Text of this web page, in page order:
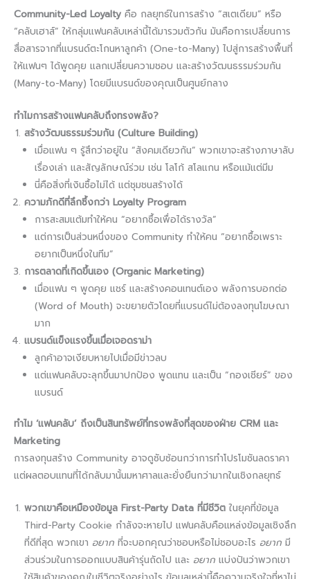
Community-Led Loyalty คือ กลยุทธ์ในการสร้าง “สเตเดียม” หรือ
“คลับเฮาส์” ให้กลุ่มแฟนคลับเหล่านี้ได้มารวมตัวกัน มันคือการเปลี่ยนการ
สื่อสารจากที่แบรนด์ตะโกนหาลูกค้า (One-to-Many) ไปสู่การสร้างพื้นที่
ให้แฟนๆ ได้พูดคุย แลกเปลี่ยนความชอบ และสร้างวัฒนธรรมร่วมกัน
(Many-to-Many) โดยมีแบรนด์ของคุณเป็นศูนย์กลาง
ทำไมการสร้างแฟนคลับถึงทรงพลัง?
สร้างวัฒนธรรมร่วมกัน (Culture Building)
เมื่อแฟน ๆ รู้สึกว่าอยู่ใน “สังคมเดียวกัน” พวกเขาจะสร้างภาษาลับ
เรื่องเล่า และสัญลักษณ์ร่วม เช่น โลโก้ สโลแกน หรือแม้แต่มีม
นี่คือสิ่งที่เงินซื้อไม่ได้ แต่ชุมชนสร้างได้
ความภักดีที่ลึกซึ้งกว่า Loyalty Program
การสะสมแต้มทำให้คน “อยากซื้อเพื่อได้รางวัล”
แต่การเป็นส่วนหนึ่งของ Community ทำให้คน “อยากซื้อเพราะ
อยากเป็นหนึ่งในทีม”
การตลาดที่เกิดขึ้นเอง (Organic Marketing)
เมื่อแฟน ๆ พูดคุย แชร์ และสร้างคอนเทนต์เอง พลังการบอกต่อ
(Word of Mouth) จะขยายตัวโดยที่แบรนด์ไม่ต้องลงทุนโฆษณา
มาก
แบรนด์แข็งแรงขึ้นเมื่อเจอดราม่า
ลูกค้าอาจเงียบหายไปเมื่อมีข่าวลบ
แต่แฟนคลับจะลุกขึ้นมาปกป้อง พูดแทน และเป็น “กองเชียร์” ของ
แบรนด์
ทำไม ‘แฟนคลับ’ ถึงเป็นสินทรัพย์ที่ทรงพลังที่สุดของฝ่าย CRM และ
Marketing
การลงทุนสร้าง Community อาจดูซับซ้อนกว่าการทำโปรโมชันลดราคา
แต่ผลตอบแทนที่ได้กลับมานั้นมหาศาลและยั่งยืนกว่ามากในเชิงกลยุทธ์
พวกเขาคือเหมืองข้อมูล First-Party Data ที่มีชีวิต ในยุคที่ข้อมูล
Third-Party Cookie กำลังจะหายไป แฟนคลับคือแหล่งข้อมูลเชิงลึก
ที่ดีที่สุด พวกเขา อยาก ที่จะบอกคุณว่าชอบหรือไม่ชอบอะไร อยาก มี
ส่วนร่วมในการออกแบบสินค้ารุ่นถัดไป และ อยาก แบ่งปันว่าพวกเขา